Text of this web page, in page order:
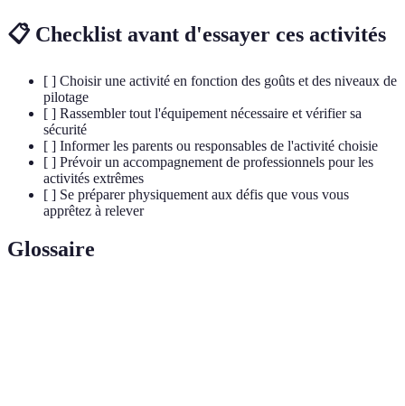
📋 Checklist avant d'essayer ces activités
[ ] Choisir une activité en fonction des goûts et des niveaux de
pilotage
[ ] Rassembler tout l'équipement nécessaire et vérifier sa
sécurité
[ ] Informer les parents ou responsables de l'activité choisie
[ ] Prévoir un accompagnement de professionnels pour les
activités extrêmes
[ ] Se préparer physiquement aux défis que vous vous
apprêtez à relever
Glossaire